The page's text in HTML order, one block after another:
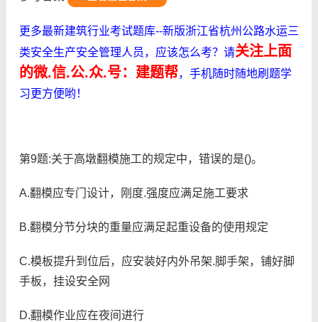
更多最新建筑行业考试题库--新版浙江省杭州公路水运三
类安全生产安全管理人员，应该怎么考？请关注上面
的微.信.公.众.号：建题帮，手机随时随地刷题学
习更方便哟！
第9题:关于高墩翻模施工的规定中，错误的是()。
A.翻模应专门设计，刚度.强度应满足施工要求
B.翻模分节分块的重量应满足起重设备的使用规定
C.模板提升到位后，应安装好内外吊架.脚手架，铺好脚
手板，挂设安全网
D.翻模作业应在夜间进行